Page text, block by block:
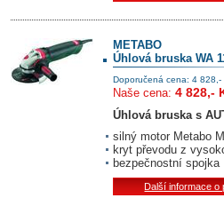
METABO
Úhlová bruska WA
Doporučená cena: 4 828,-
Naše cena: 4 828,-
Úhlová bruska s
silný motor Metabo
kryt převodu z
bezpečnostní spojka
Další informace o